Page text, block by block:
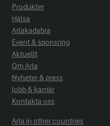
Produkter
Hälsa
Arlakadabra
Event & sponsring
Aktuellt
Om Arla
Nyheter & press
Jobb & karriär
Kontakta oss
Arla in other countries